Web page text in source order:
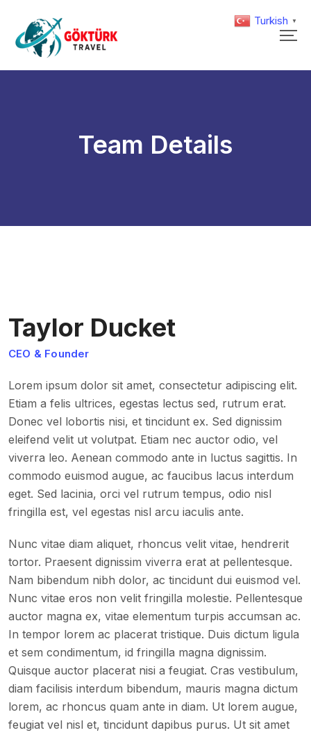
Team Details
Taylor Ducket
CEO & Founder
Lorem ipsum dolor sit amet, consectetur adipiscing elit.
Etiam a felis ultrices, egestas lectus sed, rutrum erat.
Donec vel lobortis nisi, et tincidunt ex. Sed dignissim
eleifend velit ut volutpat. Etiam nec auctor odio, vel
viverra leo. Aenean commodo ante in luctus sagittis. In
commodo euismod augue, ac faucibus lacus interdum
eget. Sed lacinia, orci vel rutrum tempus, odio nisl
fringilla est, vel egestas nisl arcu iaculis ante.
Nunc vitae diam aliquet, rhoncus velit vitae, hendrerit
tortor. Praesent dignissim viverra erat at pellentesque.
Nam bibendum nibh dolor, ac tincidunt dui euismod vel.
Nunc vitae eros non velit fringilla molestie. Pellentesque
auctor magna ex, vitae elementum turpis accumsan ac.
In tempor lorem ac placerat tristique. Duis dictum ligula
et sem condimentum, id fringilla magna dignissim.
Quisque auctor placerat nisi a feugiat. Cras vestibulum,
diam facilisis interdum bibendum, mauris magna dictum
lorem, ac rhoncus quam ante in diam. Ut lorem augue,
feugiat vel nisl et, tincidunt dapibus purus. Ut sit amet
Turkish ▼